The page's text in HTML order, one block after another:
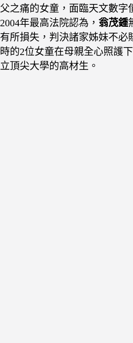
父之痛的女童，面臨天文數字
2004年最高法院認為， 翁茂鍾
有所損失，判決諸家姊妹不必
時的2位女童在母親全心照護
立頂尖大學的高材生。